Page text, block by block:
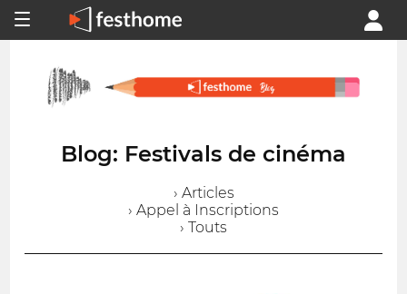
Blog: Festivals de cinéma
› Articles
› Appel à Inscriptions
› Touts